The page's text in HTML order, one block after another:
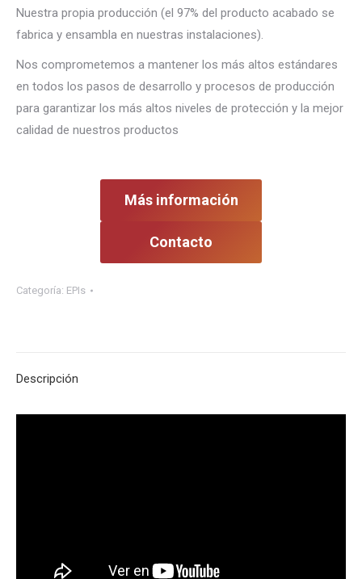
Nuestra propia producción (el 97% del producto acabado se
fabrica y ensambla en nuestras instalaciones).
Nos comprometemos a mantener los más altos estándares
en todos los pasos de desarrollo y procesos de producción
para garantizar los más altos niveles de protección y la mejor
calidad de nuestros productos
Más información
Contacto
Categoría: EPIs
Descripción